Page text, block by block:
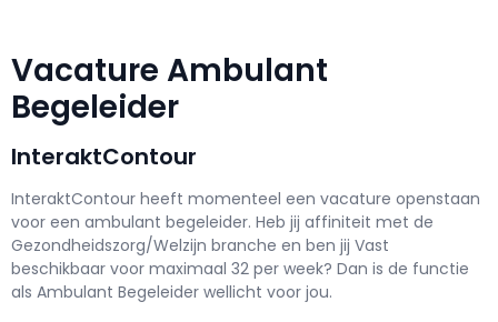
Vacature Ambulant
Begeleider
InteraktContour
InteraktContour heeft momenteel een vacature openstaan
voor een ambulant begeleider. Heb jij affiniteit met de
Gezondheidszorg/Welzijn branche en ben jij Vast
beschikbaar voor maximaal 32 per week? Dan is de functie
als Ambulant Begeleider wellicht voor jou.